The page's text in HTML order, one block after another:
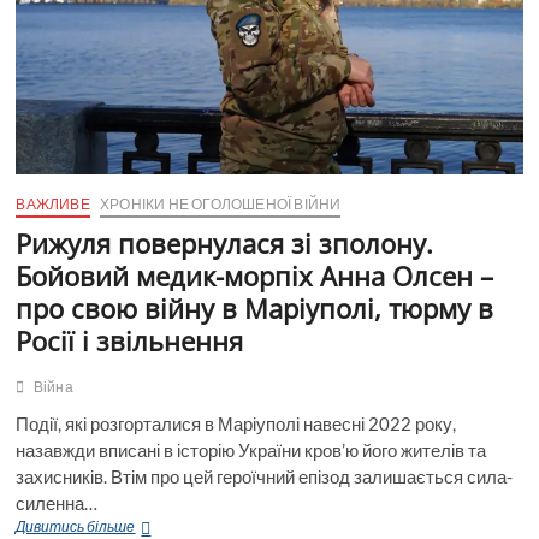
ВАЖЛИВЕ ХРОНІКИ НЕ ОГОЛОШЕНОЇ ВІЙНИ
Рижуля повернулася зі зполону.
Бойовий медик-морпіх Анна Олсен –
про свою війну в Маріуполі, тюрму в
Росії і звільнення
Війна
Події, які розгорталися в Маріуполі навесні 2022 року,
назавжди вписані в історію України кров’ю його жителів та
захисників. Втім про цей героїчний епізод залишається сила-
силенна…
Дивитись більшеРижуля